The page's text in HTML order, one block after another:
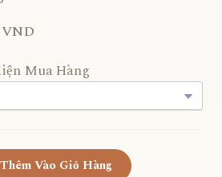
VND
Mua Hàng
Thêm Vào Giỏ Hàng